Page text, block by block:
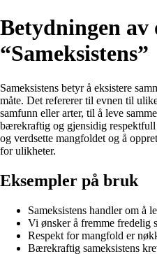
Betydningen av
“Sameksistens”
Sameksistens betyr å eksistere
måte. Det refererer til evnen til
samfunn eller arter, til å leve
bærekraftig og gjensidig respektfull
og verdsette mangfoldet og å
for ulikheter.
Eksempler på bruk
Sameksistens handler om å
Vi ønsker å fremme fredelig
Respekt for mangfold er
Bærekraftig sameksistens